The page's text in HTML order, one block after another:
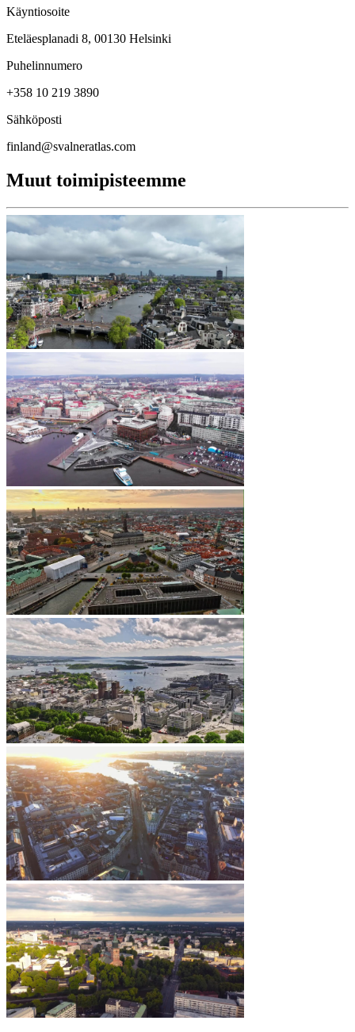
Käyntiosoite
Eteläesplanadi 8, 00130 Helsinki
Puhelinnumero
+358 10 219 3890
Sähköposti
finland@svalneratlas.com
Muut toimipisteemme